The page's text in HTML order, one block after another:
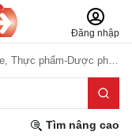
Đăng nhập
Thực phẩm-Dược phẩm
Tìm nâng cao